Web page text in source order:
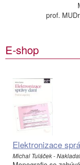
prof.
E-shop
Elektronizace
Michal Tuláček -